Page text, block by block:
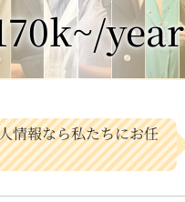
year
情報なら私たちにお任